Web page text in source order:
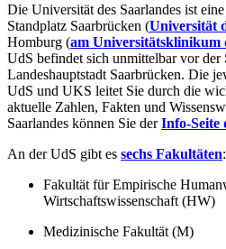
Die Universität des Saarlandes ist
Standplatz Saarbrücken (Universität
Homburg (am Universitätsklinikum
UdS befindet sich unmittelbar vor der
Landeshauptstadt Saarbrücken. Die
UdS und UKS leitet Sie durch die
aktuelle Zahlen, Fakten und
Saarlandes können Sie derInfo-Seite
An der UdS gibt es sechs Fakultäten:
Fakultät für Empirische
Wirtschaftswissenschaft (HW)
Medizinische Fakultät (M)